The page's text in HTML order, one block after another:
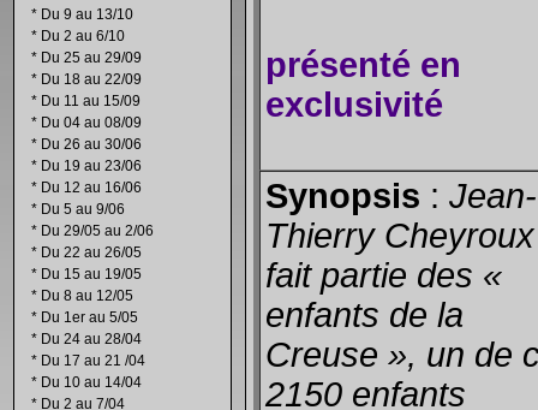
* Du 9 au 13/10
* Du 2 au 6/10
* Du 25 au 29/09
* Du 18 au 22/09
* Du 11 au 15/09
* Du 04 au 08/09
* Du 26 au 30/06
* Du 19 au 23/06
* Du 12 au 16/06
* Du 5 au 9/06
* Du 29/05 au 2/06
* Du 22 au 26/05
* Du 15 au 19/05
* Du 8 au 12/05
* Du 1er au 5/05
* Du 24 au 28/04
* Du 17 au 21 /04
* Du 10 au 14/04
* Du 2 au 7/04
présenté en
exclusivité
Synopsis : Jean-
Thierry Cheyroux
fait partie des «
enfants de la
Creuse », un de
2150 enfants